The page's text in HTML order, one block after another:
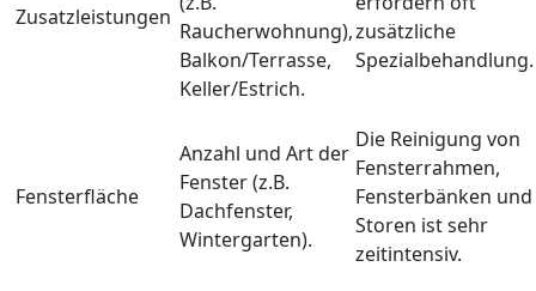
Zusatzleistungen
Raucherwohnung),
Balkon/Terrasse,
Keller/Estrich.
zusätzliche
Spezialbehandlung.
Fensterfläche
Anzahl und Art der
Fenster (z.B.
Dachfenster,
Wintergarten).
Die Reinigung von
Fensterrahmen,
Fensterbänken und
Storen ist sehr
zeitintensiv.